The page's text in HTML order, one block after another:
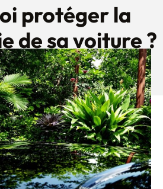
protéger la
de sa voiture ?